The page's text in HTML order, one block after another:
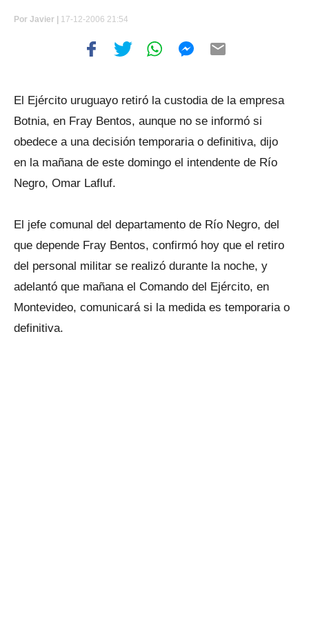
Por Javier | 17-12-2006 21:54
El Ejército uruguayo retiró la custodia de la empresa
Botnia, en Fray Bentos, aunque no se informó si
obedece a una decisión temporaria o definitiva, dijo
en la mañana de este domingo el intendente de Río
Negro, Omar Lafluf.
El jefe comunal del departamento de Río Negro, del
que depende Fray Bentos, confirmó hoy que el retiro
del personal militar se realizó durante la noche, y
adelantó que mañana el Comando del Ejército, en
Montevideo, comunicará si la medida es temporaria o
definitiva.